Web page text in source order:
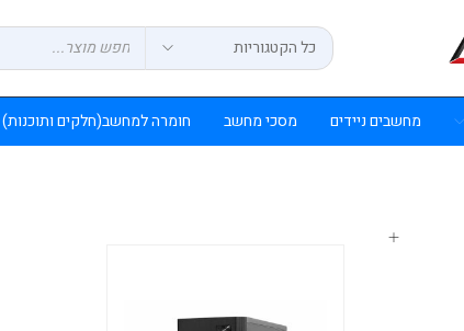
מחשבים ניידים מסכי מחשב חומרה למחשב(חלקים ותוכנות)